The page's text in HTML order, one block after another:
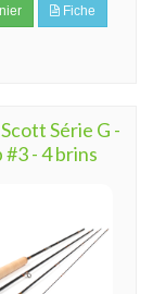
Fiche
Série G -
#3 - 4 brins